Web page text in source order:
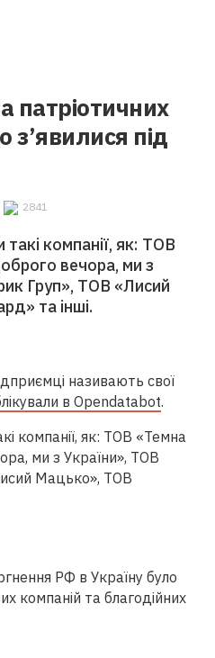
патріотичних
з’явилися під
2841
компанії, як: ТОВ
вечора, ми з
Груп», ТОВ «Лисий
та інші.
називають свої
в Оpendatabot.
компанії, як: ТОВ «Темна
ми з України», ТОВ
Мацько», ТОВ
РФ в Україну було
компаній та благодійних